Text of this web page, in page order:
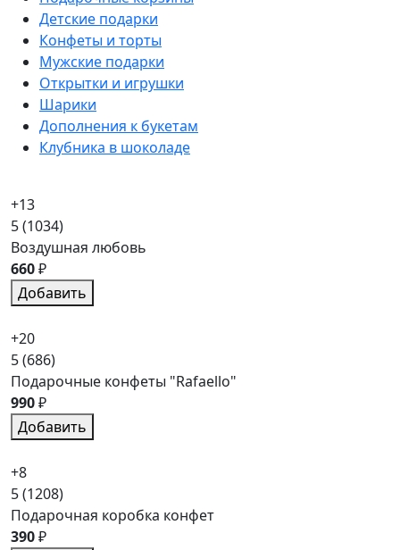
Детские подарки
Конфеты и торты
Мужские подарки
Открытки и игрушки
Шарики
Дополнения к букетам
Клубника в шоколаде
+13
5(1034)
Воздушная любовь
660₽
Добавить
+20
5(686)
Подарочные конфеты "Rafaello"
990₽
Добавить
+8
5(1208)
Подарочная коробка конфет
390₽